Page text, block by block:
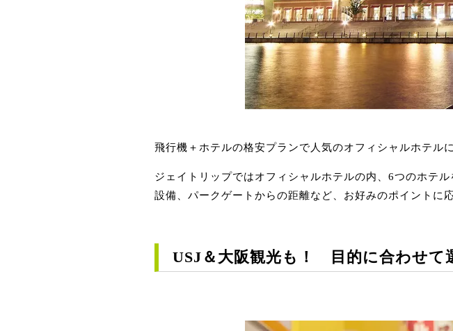
飛行機＋ホテルの格安プランで人気のオフィシャルホテル
ジェイトリップではオフィシャルホテルの内、6つのホテ
設備、パークゲートからの距離など、お好みのポイントに
USJ＆大阪観光も！ 目的に合わせて